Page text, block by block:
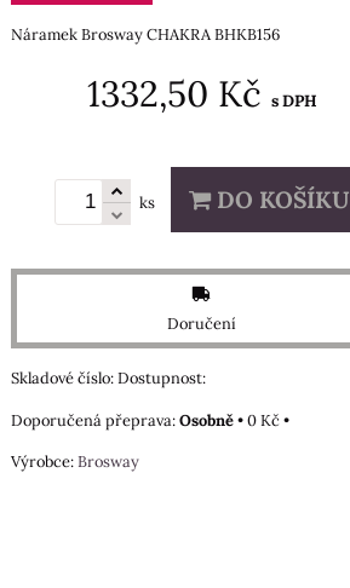
Náramek Brosway CHAKRA BHKB156
1332,50 Kč s DPH
ks DO KOŠÍKU
Doručení
Skladové číslo:Dostupnost:
Osobně•0 Kč•
Výrobce:Brosway